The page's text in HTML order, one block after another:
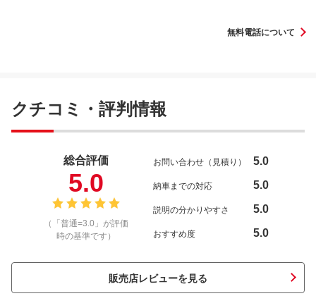
無料電話について
クチコミ・評判情報
総合評価
5.0
（「普通=3.0」が評価
時の基準です）
お問い合わせ（見積り） 5.0
納車までの対応 5.0
説明の分かりやすさ 5.0
おすすめ度 5.0
販売店レビューを見る